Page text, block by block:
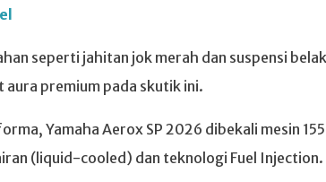
seperti jahitan jok merah dan suspensi
aura premium pada skutik ini.
Yamaha Aerox SP 2026 dibekali mesin
(liquid-cooled) dan teknologi Fuel Injection.